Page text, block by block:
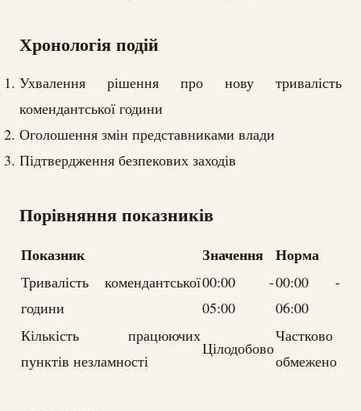
Хронологія подій
Ухвалення рішення про нову тривалість
комендантської години
Оголошення змін представниками влади
Підтвердження безпекових заходів
Порівняння показників
Показник Значення Норма
Тривалість комендантської
години
00:00 -
05:00
00:00 -
06:00
Кількість працюючих
пунктів незламності
Цілодобово
Частково
обмежено